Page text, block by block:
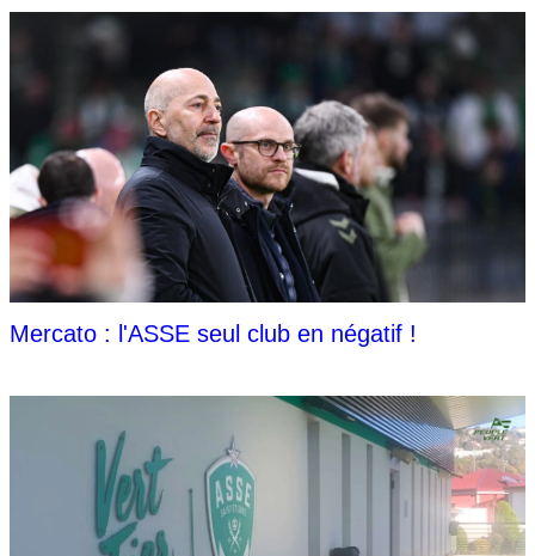
Mercato : l'ASSE seul club en négatif !